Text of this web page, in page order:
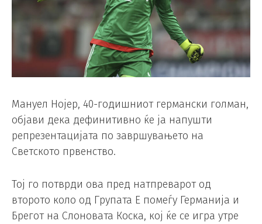
Мануел Нојер, 40-годишниот германски голман,
објави дека дефинитивно ќе ја напушти
репрезентацијата по завршувањето на
Светското првенство.
Тој го потврди ова пред натпреварот од
второто коло од Групата Е помеѓу Германија и
Брегот на Слоновата Коска, кој ќе се игра утре